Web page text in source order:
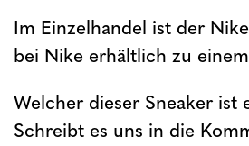
Im Einzelhandel ist der
bei Nike erhältlich zu
Welcher dieser Sneaker ist
Schreibt es uns in die